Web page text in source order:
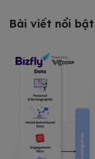
Bài viết nổi bật